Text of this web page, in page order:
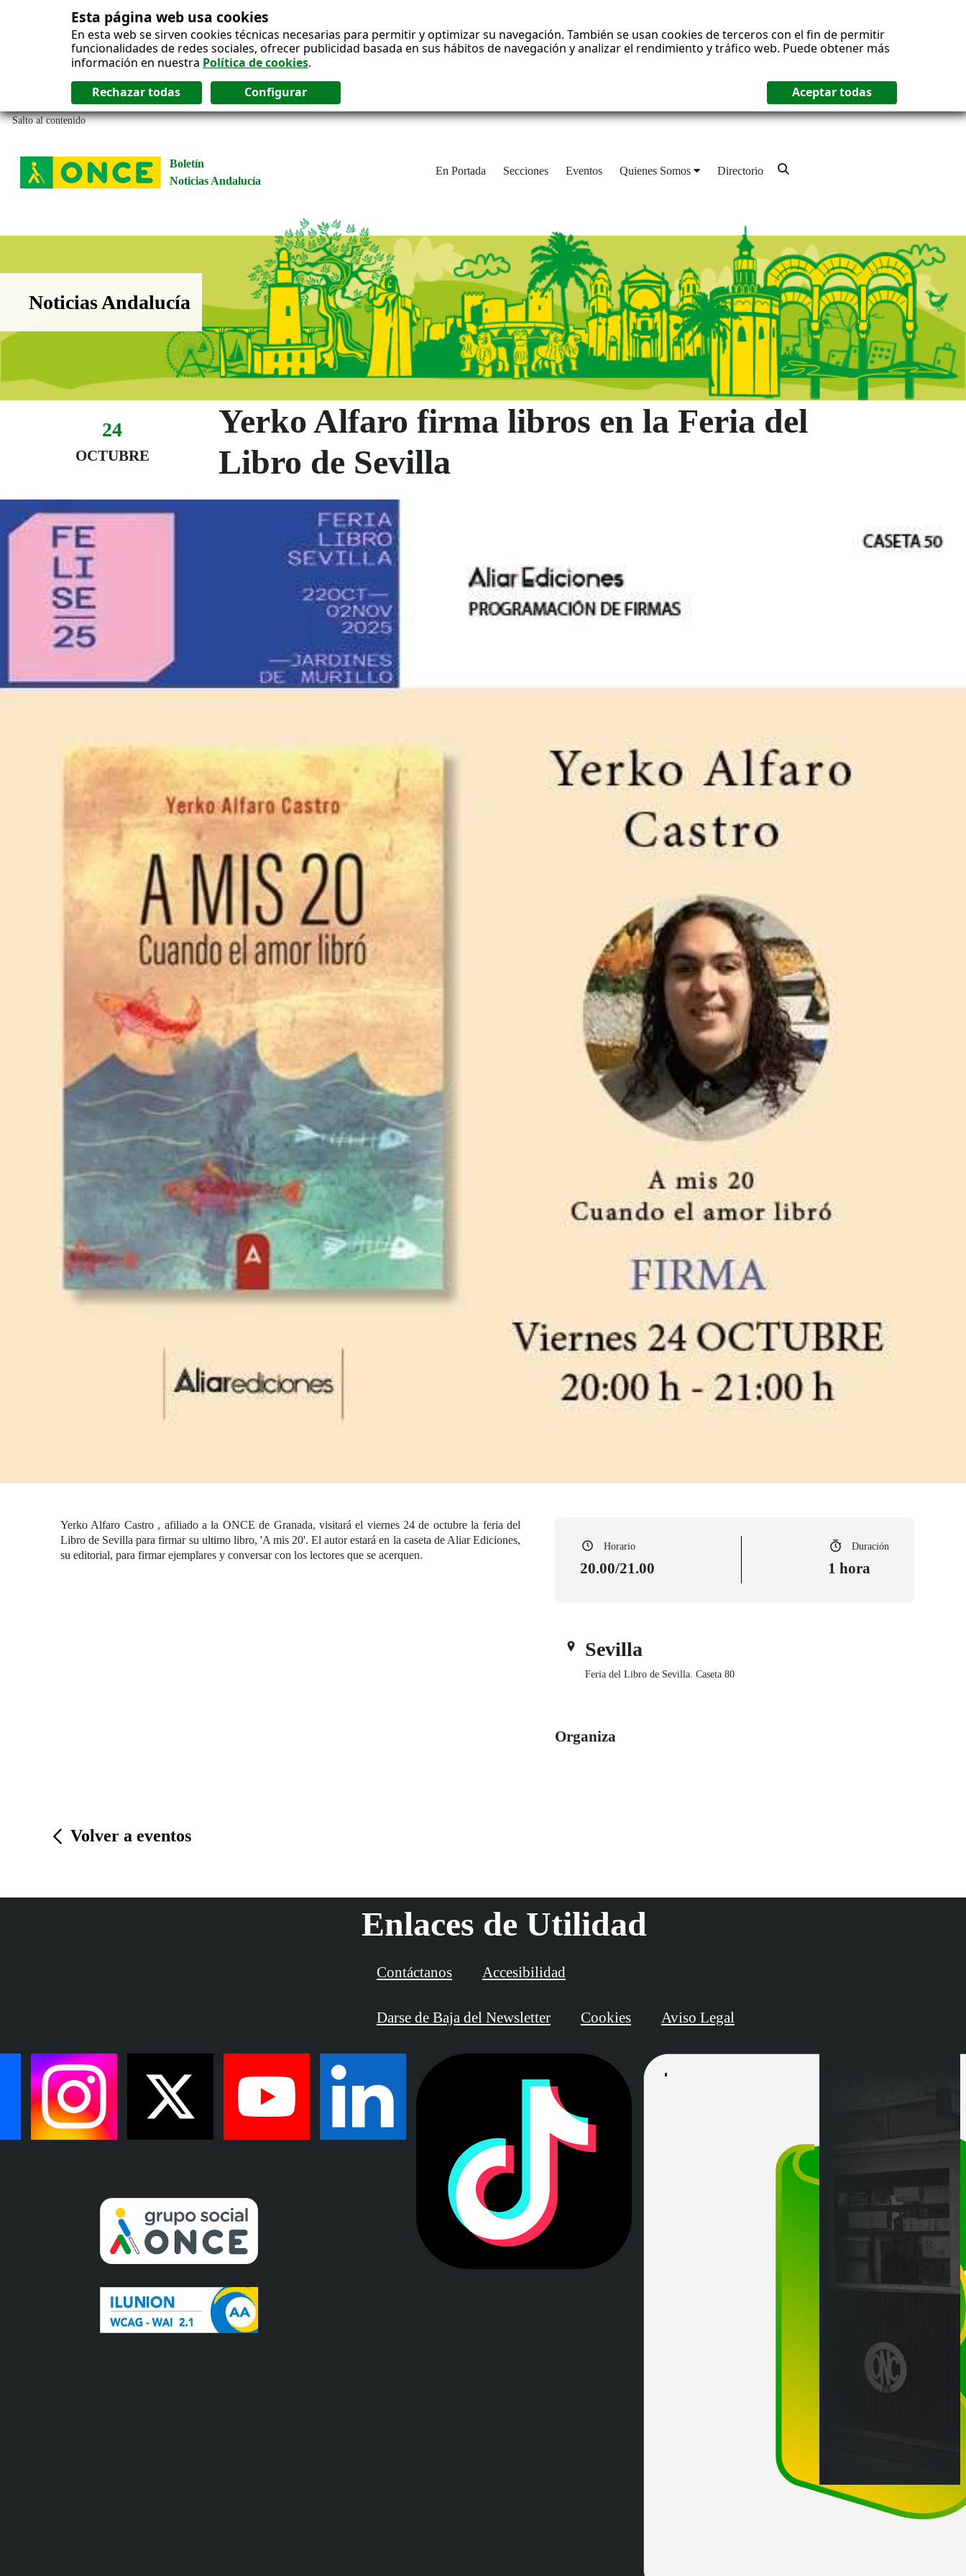
Esta página web usa cookies
En esta web se sirven cookies técnicas necesarias para permitir y optimizar su navegación. También se usan cookies de terceros con el fin de permitir
funcionalidades de redes sociales, ofrecer publicidad basada en sus hábitos de navegación y analizar el rendimiento y tráfico web. Puede obtener más
información en nuestra Política de cookies.
Salto al contenido
Boletín
Noticias Andalucía
En Portada Secciones Eventos Quienes Somos Directorio
Boletín Noticias Andalucía
Noticias Andalucía
Fecha del evento
24
OCTUBRE
24 octubre
Yerko Alfaro firma libros en la Feria del
Libro de Sevilla
Yerko Alfaro Castro, afiliado a la ONCE de Granada, visitará el viernes 24 de octubre la feria del
Libro de Sevilla para firmar su ultimo libro, 'A mis 20'. El autor estará en la caseta de Aliar Ediciones,
su editorial, para firmar ejemplares y conversar con los lectores que se acerquen.
Horario
20.00/21.00
Duración
1 hora
Sevilla
Feria del Libro de Sevilla. Caseta 80
Organiza
Volver a eventos
Enlaces de Utilidad
Contáctanos Accesibilidad
Darse de Baja del Newsletter Cookies Aviso Legal